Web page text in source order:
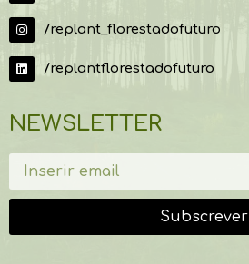
/replant_florestadofuturo
/replantflorestadofuturo
NEWSLETTER
Subscrever